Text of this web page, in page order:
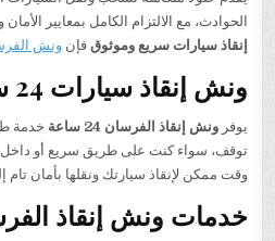
الحوادث، مع الالتزام الكامل بمعايير
إنقاذ سيارات سريع وموثوق فإنونش
ونش إنقاذ سيارات 24 ساعة
يوفرونش إنقاذ الفرسان 24 ساعة
خدمة
توقف، سواء كنت على طريق سريع أو داخل
وقت ممكن لإنقاذ سيارتك ونقلها بأمان تام
خدمات ونش إنقاذ